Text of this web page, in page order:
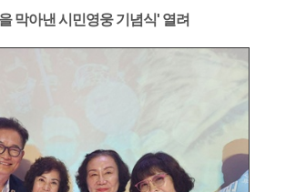
막아낸 시민영웅 기념식' 열려